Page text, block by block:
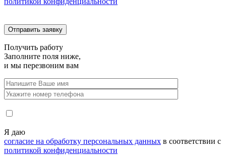
Получить работу
Заполните поля ниже,
и мы перезвоним вам
Я даю
согласие на обработку персональных данных в соответствии с
политикой конфиденциальности